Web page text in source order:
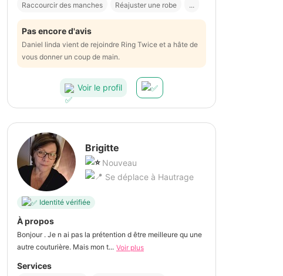
Raccourcir des manches Réajuster une robe ...
Pas encore d'avis
Daniel linda vient de rejoindre Ring Twice et a hâte de
vous donner un coup de main.
Voir le profil
Brigitte
Nouveau
Se déplace à Hautrage
Identité vérifiée
À propos
Bonjour . Je n ai pas la prétention d être meilleure qu une
autre couturière. Mais mon t... Voir plus
Services